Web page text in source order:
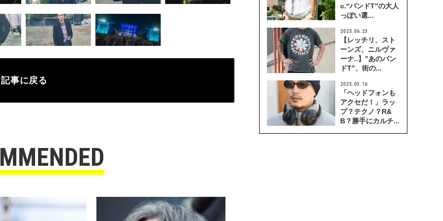
記事に戻る
c.“バンドT”の大人
っぽい選...
2025.06.23
【レッチリ、スト
ーンズ、ニルヴァ
ーナ..】”あのバン
ドT”、街の...
2025.03.16
「ヘッドフォンも
アクセだ！」ラッ
プ？テクノ？R&
B？勝手にカルチ...